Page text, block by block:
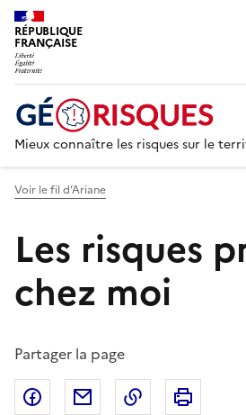
RÉPUBLIQUE
FRANÇAISE
Mieux connaître les risques sur le
Voir le fil d’Ariane
Les risques
chez moi
Partager la page
Partager sur Facebook
Partager par email
Copier dans